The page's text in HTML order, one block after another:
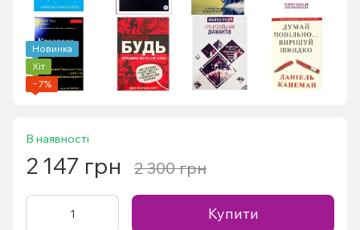
Новинка
Хіт
−7%
В наявності
2 147 грн 2 300 грн
Купити